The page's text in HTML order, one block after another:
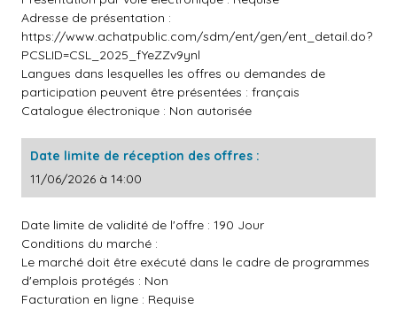
Adresse de présentation :
https://www.achatpublic.com/sdm/ent/gen/ent_detail.do?
PCSLID=CSL_2025_fYeZZv9ynl
Langues dans lesquelles les offres ou demandes de
participation peuvent être présentées : français
Catalogue électronique : Non autorisée
Date limite de réception des offres :
11/06/2026 à 14:00
Date limite de validité de l'offre : 190 Jour
Conditions du marché :
Le marché doit être exécuté dans le cadre de programmes
d'emplois protégés : Non
Facturation en ligne : Requise